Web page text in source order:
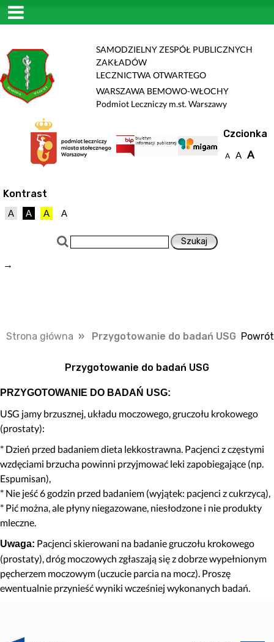
SAMODZIELNY ZESPÓŁ PUBLICZNYCH
ZAKŁADÓW
LECZNICTWA OTWARTEGO
WARSZAWA BEMOWO-WŁOCHY
Podmiot Leczniczy m.st. Warszawy
Czcionka
A A A
Kontrast
A A A A
→
Strona główna » Przygotowanie do badań USG Powrót
Przygotowanie do badań USG
PRZYGOTOWANIE DO BADAŃ USG:
USG jamy brzusznej, układu moczowego, gruczołu krokowego
(prostaty):
* Dzień przed badaniem dieta lekkostrawna. Pacjenci z częstymi
wzdęciami brzucha powinni przyjmować leki zapobiegające (np.
Espumisan),
* Nie jeść 6 godzin przed badaniem (wyjątek: pacjenci z cukrzycą),
* Pić można, ale płyny niegazowane, niesłodzone i nie produkty
mleczne.
Uwaga: Pacjenci skierowani na badanie gruczołu krokowego
(prostaty), dróg moczowych zgłaszają się z dobrze wypełnionym
pęcherzem moczowym (uczucie parcia na mocz). Proszę
ewentualnie przynieść wyniki wcześniej wykonanych badań.